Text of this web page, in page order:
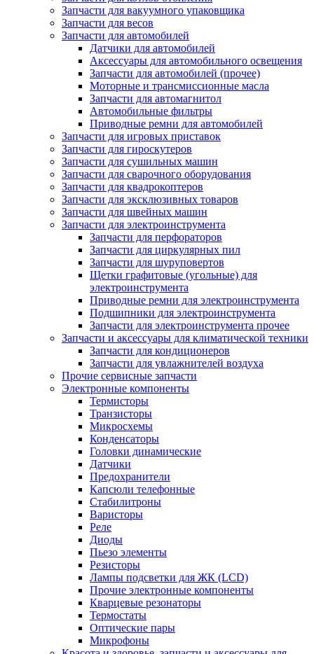
Запчасти для вакуумного упаковщика
Запчасти для весов
Запчасти для автомобилей
Датчики для автомобилей
Аксессуары для автомобильного освещения
Запчасти для автомобилей (прочее)
Моторные и трансмиссионные масла
Запчасти для автомагнитол
Автомобильные фильтры
Приводные ремни для автомобилей
Запчасти для игровых приставок
Запчасти для гироскутеров
Запчасти для сушильных машин
Запчасти для сварочного оборудования
Запчасти для квадрокоптеров
Запчасти для эксклюзивных товаров
Запчасти для швейных машин
Запчасти для электроинструмента
Запчасти для перфораторов
Запчасти для циркулярных пил
Запчасти для шуруповертов
Щетки графитовые (угольные) для
электроинструмента
Приводные ремни для электроинструмента
Подшипники для электроинструмента
Запчасти для электроинструмента прочее
Запчасти и аксессуары для климатической техники
Запчасти для кондиционеров
Запчасти для увлажнителей воздуха
Прочие сервисные запчасти
Электронные компоненты
Термисторы
Транзисторы
Микросхемы
Конденсаторы
Головки динамические
Датчики
Предохранители
Капсюли телефонные
Стабилитроны
Варисторы
Реле
Диоды
Пьезо элементы
Резисторы
Лампы подсветки для ЖК (LCD)
Прочие электронные компоненты
Кварцевые резонаторы
Термостаты
Оптические пары
Микрофоны